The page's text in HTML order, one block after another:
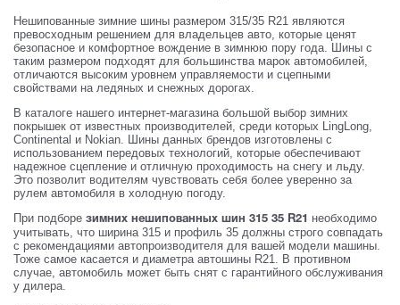
Нешипованные зимние шины размером 315/35 R21 являются
превосходным решением для владельцев авто, которые ценят
безопасное и комфортное вождение в зимнюю пору года. Шины с
таким размером подходят для большинства марок автомобилей,
отличаются высоким уровнем управляемости и сцепными
свойствами на ледяных и снежных дорогах.
В каталоге нашего интернет-магазина большой выбор зимних
покрышек от известных производителей, среди которых LingLong,
Continental и Nokian. Шины данных брендов изготовлены с
использованием передовых технологий, которые обеспечивают
надежное сцепление и отличную проходимость на снегу и льду.
Это позволит водителям чувствовать себя более уверенно за
рулем автомобиля в холодную погоду.
При подборе зимних нешипованных шин 315 35 R21
необходимо
учитывать, что ширина 315 и профиль 35 должны строго совпадать
с рекомендациями автопроизводителя для вашей модели машины.
Тоже самое касается и диаметра автошины R21. В противном
случае, автомобиль может быть снят с гарантийного обслуживания
у дилера.